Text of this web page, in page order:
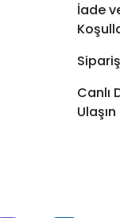
İade
Canlı
Ulaşın